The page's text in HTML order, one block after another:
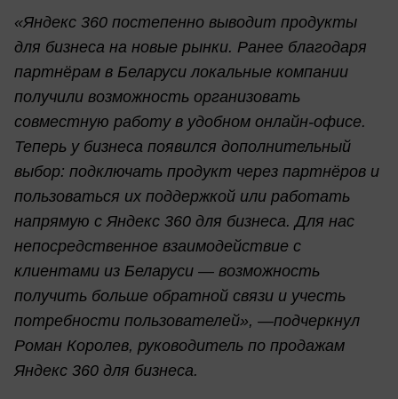
«Яндекс 360 постепенно выводит продукты
для бизнеса на новые рынки. Ранее благодаря
партнёрам в Беларуси локальные компании
получили возможность организовать
совместную работу в удобном онлайн-офисе.
Теперь у бизнеса появился дополнительный
выбор: подключать продукт через партнёров и
пользоваться их поддержкой или работать
напрямую с Яндекс 360 для бизнеса. Для нас
непосредственное взаимодействие с
клиентами из Беларуси — возможность
получить больше обратной связи и учесть
потребности пользователей», —подчеркнул
Роман Королев, руководитель по продажам
Яндекс 360 для бизнеса.